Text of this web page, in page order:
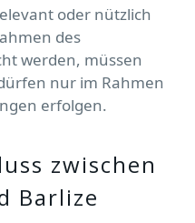
oder nützlich
des
werden, müssen
nur im Rahmen
erfolgen.
zwischen
Barlize